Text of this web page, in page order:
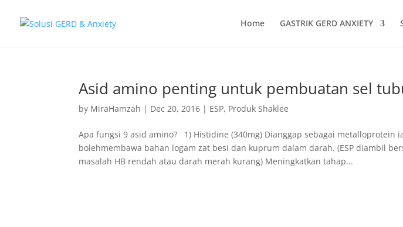
Home GASTRIK GERD ANXIETY
Asid amino penting untuk pembuatan sel
by MiraHamzah | Dec 20, 2016 | ESP, Produk Shaklee
Apa fungsi 9 asid amino? 1) Histidine (340mg) Dianggap sebagai metalloprotein
bolehmembawa bahan logam zat besi dan kuprum dalam darah. (ESP diambil
masalah HB rendah atau darah merah kurang) Meningkatkan tahap...